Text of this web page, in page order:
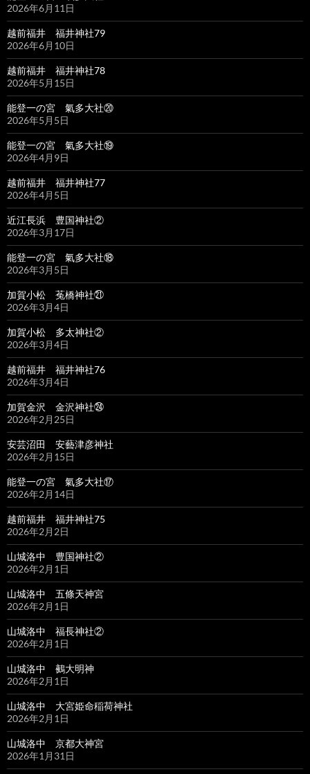
2026年6月11日
越前福井 福井神社79
2026年6月10日
越前福井 福井神社78
2026年5月15日
能登一の宮 氣多大社⑳
2026年5月5日
能登一の宮 氣多大社⑲
2026年4月9日
越前福井 福井神社77
2026年4月5日
近江長浜 豊国神社②
2026年3月17日
能登一の宮 氣多大社⑱
2026年3月5日
加賀小松 菟橋神社㉑
2026年3月4日
加賀小松 多太神社②
2026年3月4日
越前福井 福井神社76
2026年3月4日
加賀金沢 金沢神社㉔
2026年2月25日
安芸沼田 安藝津彦神社
2026年2月15日
能登一の宮 氣多大社⑰
2026年2月14日
越前福井 福井神社75
2026年2月2日
山城洛中 豊国神社②
2026年2月1日
山城洛中 五條天神宮
2026年2月1日
山城洛中 福長神社②
2026年2月1日
山城洛中 鵺大明神
2026年2月1日
山城洛中 大宮姫命稲荷神社
2026年2月1日
山城洛中 京都大神宮
2026年1月31日